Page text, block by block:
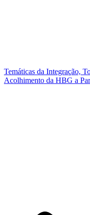
Temáticas da Integração,
Acolhimento da HBG a